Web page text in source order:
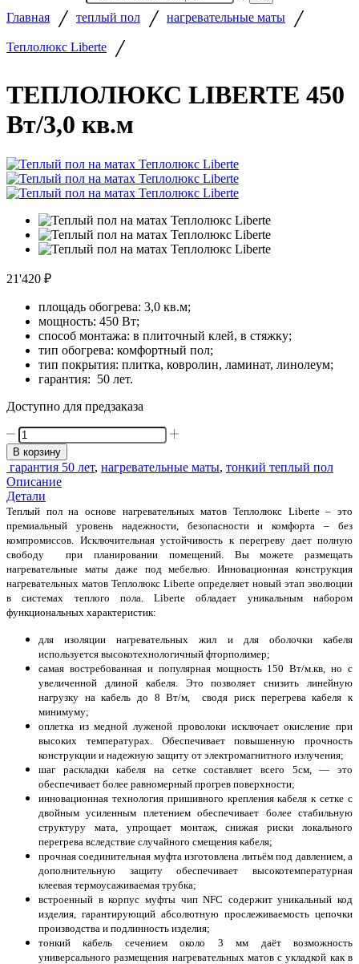
input
Главная / теплый пол / нагревательные маты /
Теплолюкс Liberte
/
ТЕПЛОЛЮКС LIBERTE 450
Вт/3,0 кв.м
21'420 ₽
площадь обогрева: 3,0 кв.м;
мощность: 450 Вт;
способ монтажа: в плиточный клей, в стяжку;
тип обогрева: комфортный пол;
тип покрытия: плитка, ковролин, ламинат, линолеум;
гарантия: 50 лет.
Доступно для предзаказа
Количество
товара
ТЕПЛОЛЮКС
LIBERTE
450
Вт/3,0
кв.м
В корзину
гарантия 50 лет, нагревательные маты, тонкий теплый пол
Описание
Детали
Теплый пол на основе нагревательных матов Теплолюкс Liberte – это
премиальный уровень надежности, безопасности и комфорта – без
компромиссов. Исключительная устойчивость к перегреву дает полную
свободу при планировании помещений. Вы можете размещать
нагревательные маты даже под мебелью. Инновационная конструкция
нагревательных матов Теплолюкс Liberte определяет новый этап эволюции
в системах теплого пола. Liberte обладает уникальным набором
функциональных характеристик:
для изоляции нагревательных жил и для оболочки кабеля
используется высокотехнологичный фторполимер;
самая востребованная и популярная мощность 150 Вт/м.кв, но с
увеличенной длиной кабеля. Это позволяет снизить линейную
нагрузку на кабель до 8 Вт/м, сводя риск перегрева кабеля к
минимуму;
оплетка из медной луженой проволоки исключает окисление при
высоких температурах. Обеспечивает повышенную прочность
конструкции и надежную защиту от электромагнитного излучения;
шаг раскладки кабеля на сетке составляет всего 5см, — это
обеспечивает более равномерный прогрев поверхности;
инновационная технология пришивного крепления кабеля к сетке с
двойным усиленным плетением обеспечивает более стабильную
структуру мата, упрощает монтаж, снижая риски локального
перегрева вследствие случайного смещения кабеля;
прочная соединительная муфта изготовлена литьём под давлением, а
дополнительную защиту обеспечивает высокотемпературная
клеевая термоусаживаемая трубка;
встроенный в корпус муфты чип NFC содержит уникальный код
изделия, гарантирующий абсолютную прослеживаемость цепочки
производства и подлинность изделия;
тонкий кабель сечением около 3 мм даёт возможность
универсального размещения нагревательных матов с укладкой как в